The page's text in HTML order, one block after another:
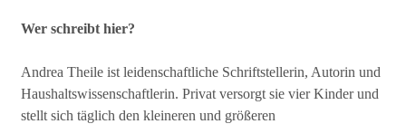
Wer schreibt hier?
Andrea Theile ist leidenschaftliche Schriftstellerin, Autorin und
Haushaltswissenschaftlerin. Privat versorgt sie vier Kinder und
stellt sich täglich den kleineren und größeren